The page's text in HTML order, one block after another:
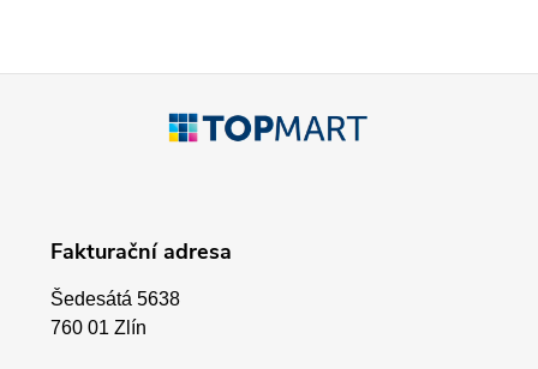
p
Fakturační adresa
Šedesátá 5638
760 01 Zlín